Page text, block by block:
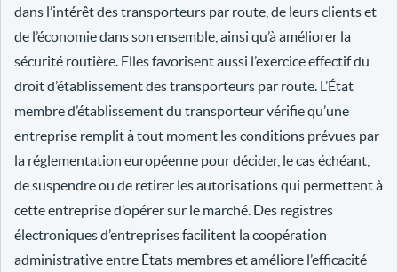
dans l’intérêt des transporteurs par route, de leurs clients et
de l’économie dans son ensemble, ainsi qu’à améliorer la
sécurité routière. Elles favorisent aussi l’exercice effectif du
droit d’établissement des transporteurs par route. L’État
membre d’établissement du transporteur vérifie qu’une
entreprise remplit à tout moment les conditions prévues par
la réglementation européenne pour décider, le cas échéant,
de suspendre ou de retirer les autorisations qui permettent à
cette entreprise d’opérer sur le marché. Des registres
électroniques d’entreprises facilitent la coopération
administrative entre États membres et améliore l’efficacité